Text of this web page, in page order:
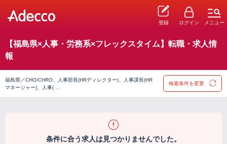
登録 ログイン メニュー
【福島県×人事・労務系×フレックスタイム】転職・求人情
報
福島県／CHO/CHRO、人事部長(HRディレクター)、人事課長(HR
マネージャー)、人事( …
検索条件を変更
条件に合う求人は見つかりませんでした。